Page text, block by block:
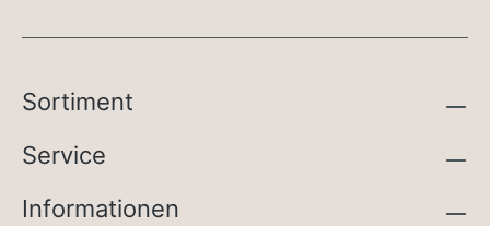
Sortiment
Service
Informationen